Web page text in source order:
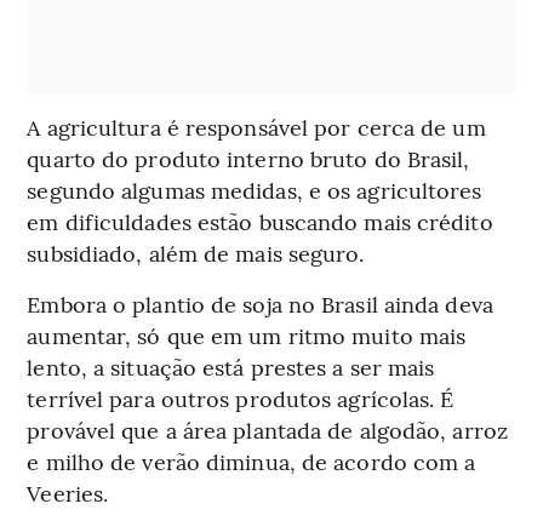
A agricultura é responsável por cerca de um
quarto do produto interno bruto do Brasil,
segundo algumas medidas, e os agricultores
em dificuldades estão buscando mais crédito
subsidiado, além de mais seguro.
Embora o plantio de soja no Brasil ainda deva
aumentar, só que em um ritmo muito mais
lento, a situação está prestes a ser mais
terrível para outros produtos agrícolas. É
provável que a área plantada de algodão, arroz
e milho de verão diminua, de acordo com a
Veeries.